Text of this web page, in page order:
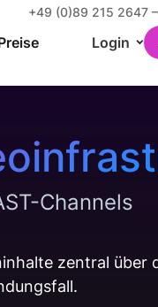
+49 (0)89 215 2647
Login
Channels
zentral über